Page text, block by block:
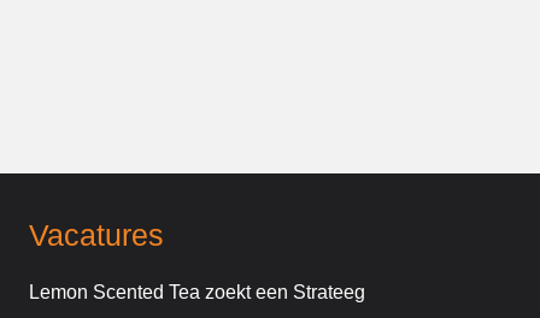
Vacatures
Lemon Scented Tea zoekt een Strateeg